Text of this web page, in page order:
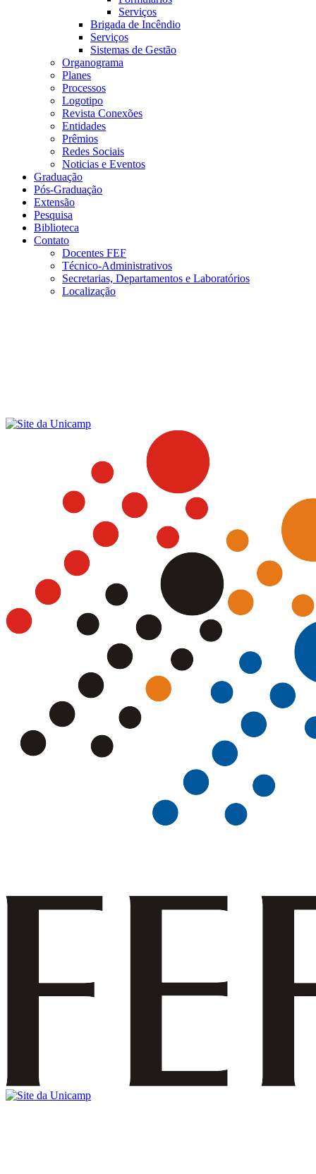
Serviços
Brigada de Incêndio
Serviços
Sistemas de Gestão
Organograma
Planes
Processos
Logotipo
Revista Conexões
Entidades
Prêmios
Redes Sociais
Noticias e Eventos
Graduação
Pós-Graduação
Extensão
Pesquisa
Biblioteca
Contato
Docentes FEF
Técnico-Administrativos
Secretarias, Departamentos e Laboratórios
Localização